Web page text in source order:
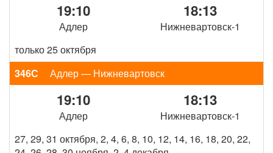
19:10
Адлер
18:13
Нижневартовск-1
только 25 октября
346С
Адлер — Нижневартовск
19:10
Адлер
18:13
Нижневартовск-1
27, 29, 31 октября, 2, 4, 6, 8, 10, 12, 14, 16, 18, 20, 22,